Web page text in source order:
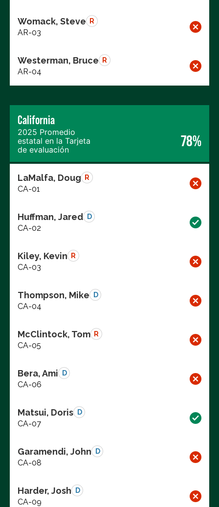
Womack, Steve R
AR-03
Westerman, Bruce R
AR-04
California
2025 Promedio
estatal en la Tarjeta
de evaluación
78%
LaMalfa, Doug R
CA-01
Huffman, Jared D
CA-02
Kiley, Kevin R
CA-03
Thompson, Mike D
CA-04
McClintock, Tom R
CA-05
Bera, Ami D
CA-06
Matsui, Doris D
CA-07
Garamendi, John D
CA-08
Harder, Josh D
CA-09